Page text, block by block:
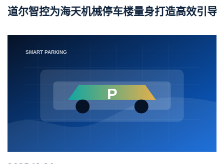
道尔智控为海天机械停车楼量身打造高效引导